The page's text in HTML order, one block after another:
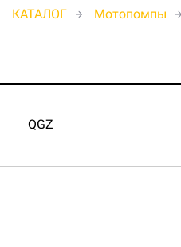
КАТАЛОГ Мотопомпы
QGZ